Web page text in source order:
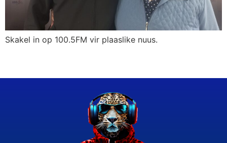
Skakel in op 100.5FM vir plaaslike nuus.